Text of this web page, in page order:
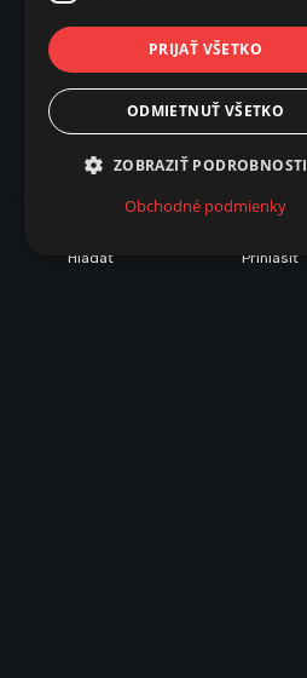
Hľadať Prihlásiť
PRIJAŤ VŠETKO
ODMIETNUŤ VŠETKO
ZOBRAZIŤ PODROBNOSTI
Obchodné podmienky